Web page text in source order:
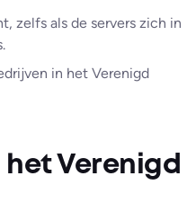
zelfs als de servers zich in
in het Verenigd
Verenigd